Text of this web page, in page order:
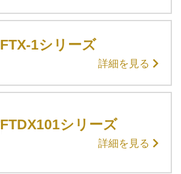
FTX-1シリーズ
詳細を見る
FTDX101シリーズ
詳細を見る